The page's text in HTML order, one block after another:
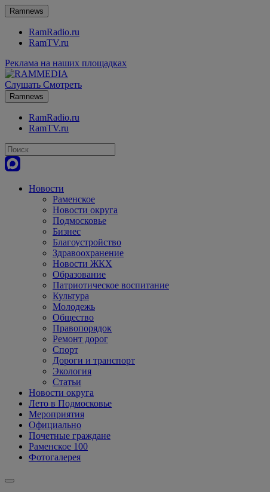
Ramnews
RamRadio.ru
RamTV.ru
Реклама на наших площадках
Слушать Смотреть
Ramnews
RamRadio.ru
RamTV.ru
Новости
Раменское
Новости округа
Подмосковье
Бизнес
Благоустройство
Здравоохранение
Новости ЖКХ
Образование
Патриотическое воспитание
Культура
Молодежь
Общество
Правопорядок
Ремонт дорог
Спорт
Дороги и транспорт
Экология
Статьи
Новости округа
Лето в Подмосковье
Мероприятия
Официально
Почетные граждане
Раменское 100
Фотогалерея